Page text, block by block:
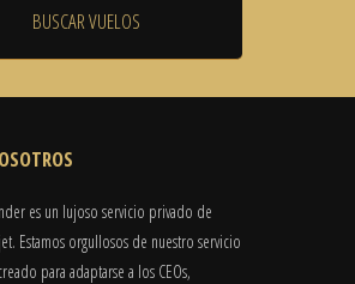
es un lujoso servicio privado de
Estamos orgullosos de nuestro servicio
para adaptarse a los CEOs,